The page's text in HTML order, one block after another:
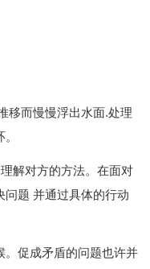
移而慢慢浮出水面.处理
解对方的方法。在面对
问题 并通过具体的行动
。促成矛盾的问题也许并